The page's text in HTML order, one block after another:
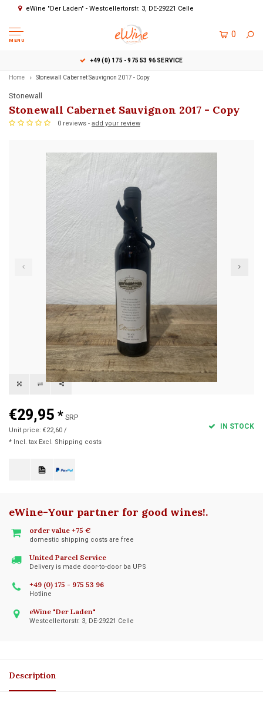
eWine "Der Laden" - Westcellertorstr. 3, DE-29221 Celle
MENU
0
+49 (0) 175 - 975 53 96 SERVICE
Home Stonewall Cabernet Sauvignon 2017 - Copy
Stonewall
Stonewall Cabernet Sauvignon 2017 - Copy
0 reviews - add your review
€29,95 * SRP
Unit price: €22,60 /
* Incl. tax Excl. Shipping costs
IN STOCK
eWine-Your partner for good wines!.
order value +75 €
domestic shipping costs are free
United Parcel Service
Delivery is made door-to-door ba UPS
+49 (0) 175 - 975 53 96
Hotline
eWine "Der Laden"
Westcellertorstr. 3, DE-29221 Celle
Description